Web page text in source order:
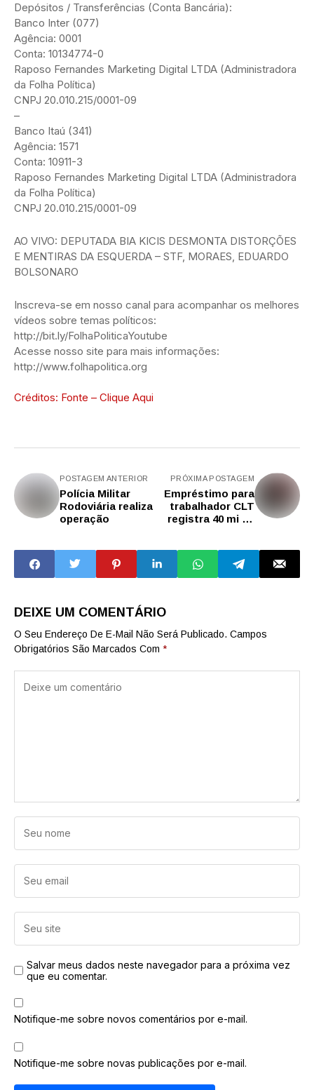
Depósitos / Transferências (Conta Bancária):
Banco Inter (077)
Agência: 0001
Conta: 10134774-0
Raposo Fernandes Marketing Digital LTDA (Administradora
da Folha Política)
CNPJ 20.010.215/0001-09
–
Banco Itaú (341)
Agência: 1571
Conta: 10911-3
Raposo Fernandes Marketing Digital LTDA (Administradora
da Folha Política)
CNPJ 20.010.215/0001-09
AO VIVO: DEPUTADA BIA KICIS DESMONTA DISTORÇÕES
E MENTIRAS DA ESQUERDA – STF, MORAES, EDUARDO
BOLSONARO
Inscreva-se em nosso canal para acompanhar os melhores
vídeos sobre temas políticos:
http://bit.ly/FolhaPoliticaYoutube
Acesse nosso site para mais informações:
http://www.folhapolitica.org
Créditos: Fonte – Clique Aqui
POSTAGEM ANTERIOR
Polícia Militar
Rodoviária realiza
operação
PRÓXIMA POSTAGEM
Empréstimo para
trabalhador CLT
registra 40 mi de
DEIXE UM COMENTÁRIO
O Seu Endereço De E-Mail Não Será Publicado. Campos
Obrigatórios São Marcados Com *
Salvar meus dados neste navegador para a próxima vez
que eu comentar.
Notifique-me sobre novos comentários por e-mail.
Notifique-me sobre novas publicações por e-mail.